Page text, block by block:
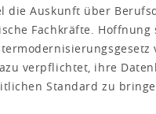
die Auskunft über
Fachkräfte. Hoffnung
verpflichtet, ihre
Standard zu